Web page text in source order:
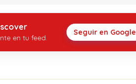
en tu feed.
Seguir en Google